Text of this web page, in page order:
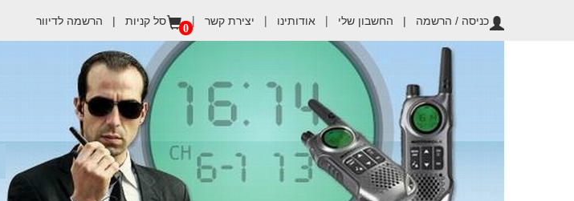
כניסה / הרשמה | החשבון שלי | אודותינו | יצירת קשר |
0 סל קניות | הרשמה לדיוור